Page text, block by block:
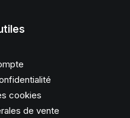
cookies
de vente